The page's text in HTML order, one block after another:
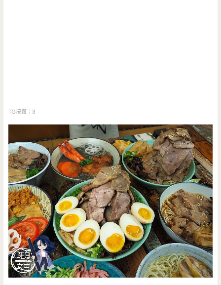
TG按讚：3